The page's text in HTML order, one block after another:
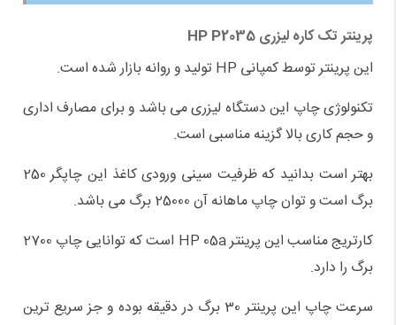
پرینتر تک کاره لیزری
این پرینتر توسط کمپانی HP تولید و روانه بازار شده است.
تکنولوژی چاپ این دستگاه لیزری می باشد و برای مصارف اداری
و حجم کاری بالا گزینه مناسبی است.
بهتر است بدانید که ظرفیت سینی ورودی کاغذ این چاپگر 250
برگ است و توان چاپ ماهانه آن 25000 برگ می باشد.
کارتریج مناسب این پرینتر HP 05a است که توانایی چاپ 2700
برگ را دارد.
سرعت چاپ این پرینتر 30 برگ در دقیقه بوده و جز سریع ترین